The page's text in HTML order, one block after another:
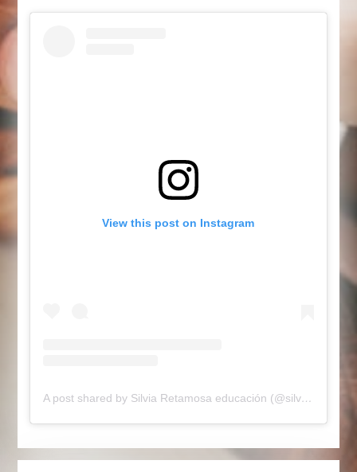
View this post on Instagram
A post shared by Silvia Retamosa educación (@silviaretamosaeducainfantil)